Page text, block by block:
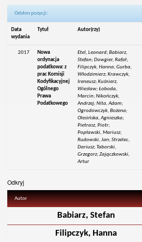
Odsłon pozycji:
Data
wydania
Tytuł Autor(rzy)
2017
Nowa
ordynacja
podatkowa: z
prac Komisji
Kodyfikacyjnej
Ogólnego
Prawa
Podatkowego
Etel, Leonard; Babiarz,
Stefan; Dowgier, Rafał;
Filipczyk, Hanna; Gurba,
Włodzimierz; Krawczyk,
Ireneusz; Kuśnierz,
Wiesław; Łoboda,
Marcin; Nikończyk,
Andrzej; Nita, Adam;
Ogrodowczyk, Bożena;
Olesińska, Agnieszka;
Pietrasz, Piotr;
Popławski, Mariusz;
Rudowski, Jan; Strzelec,
Dariusz; Taborski,
Grzegorz; Zajączkowski,
Artur
Odkryj
Autor
Babiarz, Stefan
Filipczyk, Hanna